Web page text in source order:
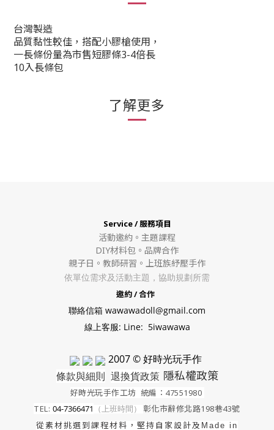
台灣製造
品質黏性較佳，搭配小膠槍使用，
一長條份量為市售短膠條3-4倍長
10入長條包
了解更多
Service / 服務項目
活動邀約。 主題課程
DIY材料包。 品牌合作
親子日。教師研習。上班族紓壓手作
依單位需求及活動主題，協助規劃所需
邀約 / 合作
聯絡信箱 wawawadoll@gmail.com
線上客服: Line: 5iwawawa
2007 © 好時光玩手作
條款與細則 退換貨政策 隱私權政策
好時光玩手作工坊 統編：47551980
TEL: 04-7366471 （上班時間） 彰化市辭修北路198巷43號
從素材挑選到課程材料，堅持自家設計及 Made in